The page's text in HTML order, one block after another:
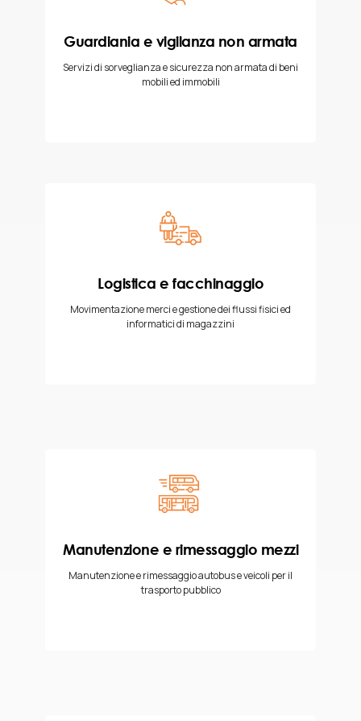
Guardiania e vigilanza non armata
Servizi di sorveglianza e sicurezza non armata di beni
mobili ed immobili
Logistica e facchinaggio
Movimentazione merci e gestione dei flussi fisici ed
informatici di magazzini
Manutenzione e rimessaggio mezzi
Manutenzione e rimessaggio autobus e veicoli per il
trasporto pubblico